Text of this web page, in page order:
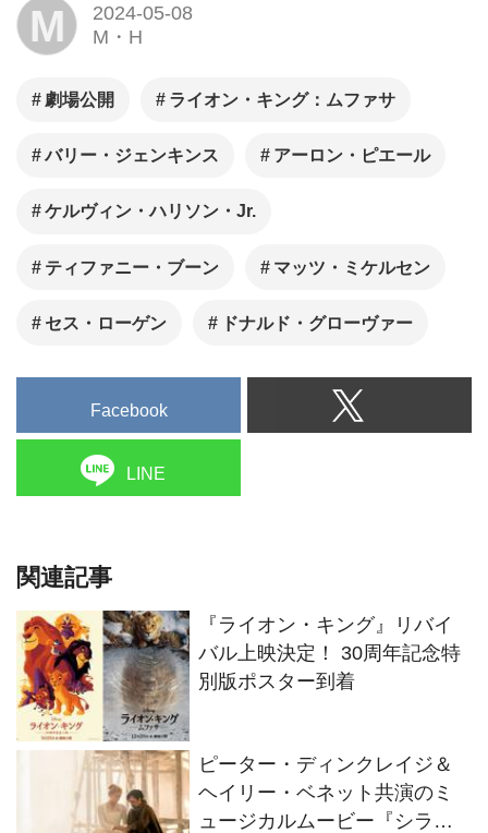
M
2024-05-08
M・H
劇場公開 ライオン・キング：ムファサ
バリー・ジェンキンス アーロン・ピエール
ケルヴィン・ハリソン・Jr.
ティファニー・ブーン マッツ・ミケルセン
セス・ローゲン ドナルド・グローヴァー
Facebook
LINE
関連記事
『ライオン・キング』リバイ
バル上映決定！ 30周年記念特
別版ポスター到着
ピーター・ディンクレイジ＆
ヘイリー・ベネット共演のミ
ュージカルムービー『シラ